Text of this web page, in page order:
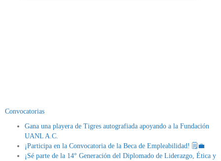
Convocatorias
Gana una playera de Tigres autografiada apoyando a la Fundación
UANL A.C.
¡Participa en la Convocatoria de la Beca de Empleabilidad! 🗒💼
¡Sé parte de la 14° Generación del Diplomado de Liderazgo, Ética y